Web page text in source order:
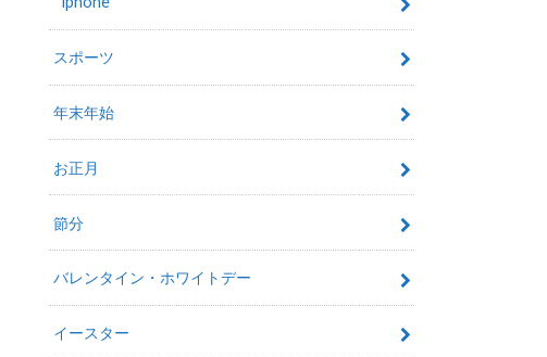
スポーツ
年末年始
お正月
節分
バレンタイン・ホワイトデー
イースター